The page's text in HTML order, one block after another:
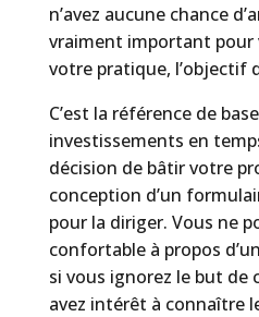
n’avez aucune chance
vraiment important pour
votre pratique, l’objectif
C’est la référence de
investissements en
décision de bâtir votre
conception d’un
pour la diriger. Vous ne
confortable à propos
si vous ignorez le but de
avez intérêt à connaître